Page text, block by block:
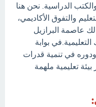
الدراسية. نحن هنا
والتفوق الأكاديمي،
عاصمة البرازيل
بوابة
ودوره في تنمية قدرات
تعليمية ملهمة